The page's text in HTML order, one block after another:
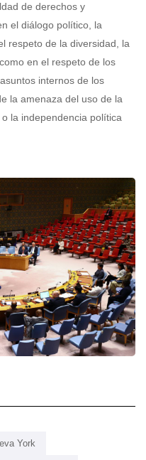
de derechos y
el diálogo político, la
respeto de la diversidad, la
en el respeto de los
internos de los
la amenaza del uso de la
la independencia política
York